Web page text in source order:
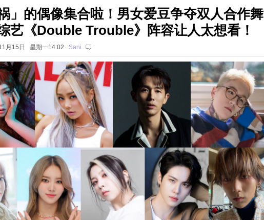
」的偶像集合啦！男女爱豆争夺双人合作舞
艺《Double Trouble》阵容让人太想看！
月15日 星期一14:02 Sani